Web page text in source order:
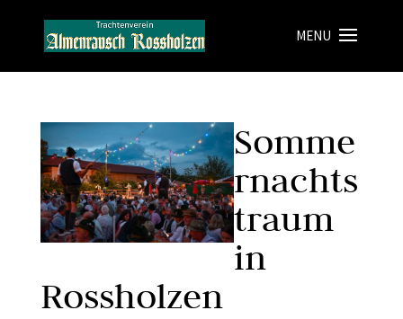
Somme
rnachts
traum
in
Rossholzen